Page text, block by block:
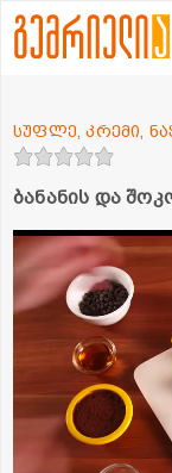
ბანანის და
სუფლე, კრემი,